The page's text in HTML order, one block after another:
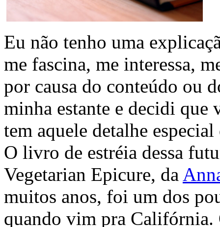
Eu não tenho uma
me fascina, me interessa,
por causa do conteúdo ou
minha estante e decidi que
tem aquele detalhe
O livro de estréia dessa
Vegetarian Epicure, da
muitos anos, foi um dos
quando vim pra